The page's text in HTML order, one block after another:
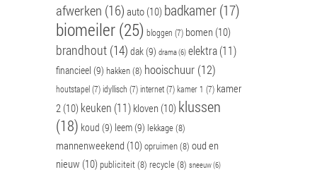
afwerken (16) auto (10) badkamer(17)
biomeiler(25) bloggen (7) bomen (10)
brandhout (14) dak (9) drama(6) elektra(11)
financieel (9) hakken(8) hooischuur (12)
houtstapel (7) idyllisch (7) internet (7) kamer 1 (7) kamer
2 (10) keuken (11) kloven (10) klussen
(18) koud (9) leem (9) lekkage(8)
mannenweekend (10)opruimen(8) oud en
nieuw (10)publiciteit(8) recycle(8) sneeuw(6)